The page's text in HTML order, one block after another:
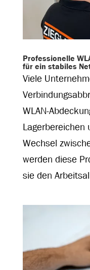
Professionelle
für ein stabiles
Viele
WLAN-
Lagerbereichen
Wechsel
werden diese
sie den